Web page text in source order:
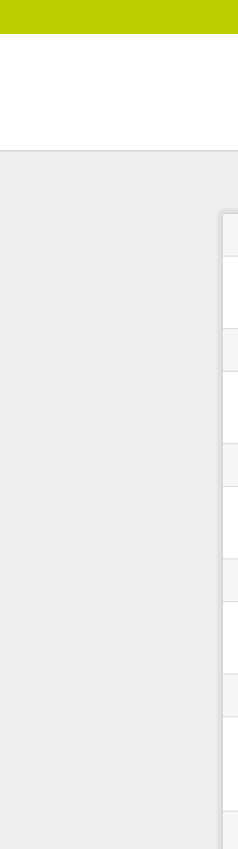
al